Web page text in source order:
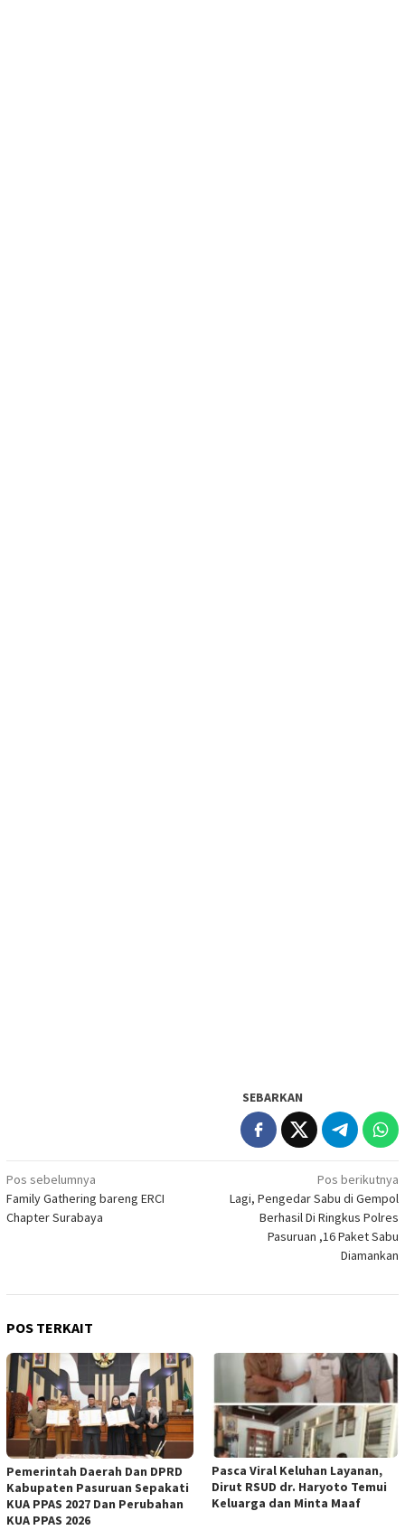
SEBARKAN
Navigasi
pos
Pos sebelumnya
Family Gathering bareng ERCI
Chapter Surabaya
Pos berikutnya
Lagi, Pengedar Sabu di Gempol
Berhasil Di Ringkus Polres
Pasuruan ,16 Paket Sabu
Diamankan
POS TERKAIT
Pemerintah Daerah Dan DPRD
Kabupaten Pasuruan Sepakati
KUA PPAS 2027 Dan Perubahan
KUA PPAS 2026
Pasca Viral Keluhan Layanan,
Dirut RSUD dr. Haryoto Temui
Keluarga dan Minta Maaf